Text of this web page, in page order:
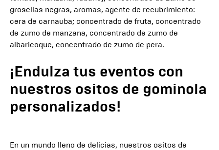
grosellas negras, aromas, agente de recubrimiento:
cera de carnauba; concentrado de fruta, concentrado
de zumo de manzana, concentrado de zumo de
albaricoque, concentrado de zumo de pera.
¡Endulza tus eventos con
nuestros ositos de gominola
personalizados!
En un mundo lleno de delicias, nuestros ositos de